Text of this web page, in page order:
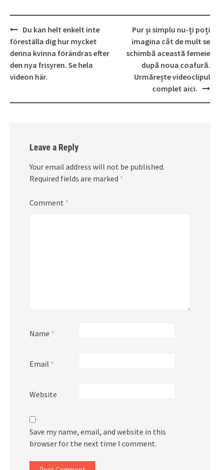
Post
navigation
Du kan helt enkelt inte
föreställa dig hur mycket
denna kvinna förändras efter
den nya frisyren. Se hela
videon här.
Pur și simplu nu-ți poți
imagina cât de mult se
schimbă această femeie
după noua coafură.
Urmărește videoclipul
complet aici.
Leave a Reply
Your email address will not be published.
Required fields are marked *
Comment *
Name *
Email *
Website
Save my name, email, and website in this
browser for the next time I comment.